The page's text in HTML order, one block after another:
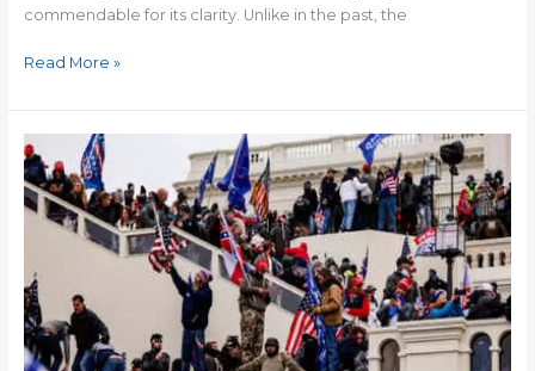
commendable for its clarity. Unlike in the past, the
Read More »
गेल्या
दशकाच्या
अस्वस्थ
नोंदी